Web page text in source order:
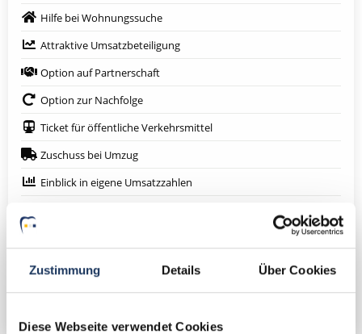
Zustimmung Details Über Cookies
Diese Webseite verwendet Cookies
Hilfe bei Wohnungssuche
Attraktive Umsatzbeteiligung
Option auf Partnerschaft
Option zur Nachfolge
Ticket für öffentliche Verkehrsmittel
Zuschuss bei Umzug
Einblick in eigene Umsatzzahlen
Eigenen Patientenstamm
Weitere attraktive Merkmale